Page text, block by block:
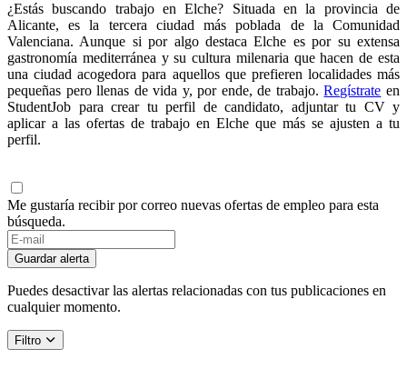
¿Estás buscando trabajo en Elche? Situada en la provincia de
Alicante, es la tercera ciudad más poblada de la Comunidad
Valenciana. Aunque si por algo destaca Elche es por su extensa
gastronomía mediterránea y su cultura milenaria que hacen de esta
una ciudad acogedora para aquellos que prefieren localidades más
pequeñas pero llenas de vida y, por ende, de trabajo.Regístrate en
StudentJob para crear tu perfil de candidato, adjuntar tu CV y
aplicar a las ofertas de trabajo en Elche que más se ajusten a tu
perfil.
Me gustaría recibir por correo nuevas ofertas de empleo para esta
búsqueda.
Guardar alerta
Puedes desactivar las alertas relacionadas con tus publicaciones en
cualquier momento.
Filtro